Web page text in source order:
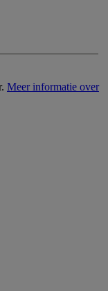
Meer informatie over